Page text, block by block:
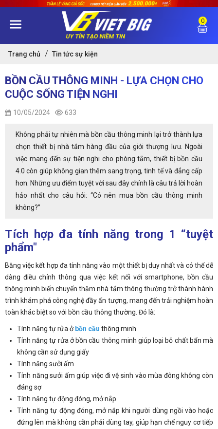
0
Trang chủ Tin tức sự kiện
BỒN CẦU THÔNG MINH - LỰA CHỌN CHO
CUỘC SỐNG TIỆN NGHI
10/05/2024 633
Không phải tự nhiên mà bồn cầu thông minh lại trở thành lựa
chọn thiết bị nhà tắm hàng đầu của giới thượng lưu. Ngoài
việc mang đến sự tiện nghi cho phòng tắm, thiết bị bồn cầu
4.0 còn giúp không gian thêm sang trọng, tinh tế và đẳng cấp
hơn. Những ưu điểm tuyệt vời sau đây chính là câu trả lời hoàn
hảo nhất cho câu hỏi: “Có nên mua bồn cầu thông minh
không?”
Tích hợp đa tính năng trong 1 “tuyệt
phẩm"
Bằng việc kết hợp đa tính năng vào một thiết bị duy nhất và có thể dễ
dàng điều chỉnh thông qua việc kết nối với smartphone, bồn cầu
thông minh biến chuyến thăm nhà tắm thông thường trở thành hành
trình khám phá công nghệ đầy ấn tượng, mang đến trải nghiệm hoàn
toàn khác biệt so với bồn cầu thông thường. Đó là:
Tính năng tự rửa ở bồn cầu thông minh
Tính năng tự rửa ở bồn cầu thông minh giúp loại bỏ chất bẩn mà
không cần sử dụng giấy
Tính năng sưởi ấm
Tính năng sưởi ấm giúp việc đi vệ sinh vào mùa đông không còn
đáng sợ
Tính năng tự động đóng, mở nắp
Tính năng tự động đóng, mở nắp khi người dùng ngồi vào hoặc
đứng lên mà không cần phải dùng tay, giúp hạn chế nguy cơ tiếp